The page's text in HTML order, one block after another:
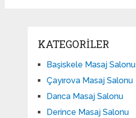
KATEGORILER
Başiskele Masaj Salonu
Çayırova Masaj Salonu
Darıca Masaj Salonu
Derince Masaj Salonu